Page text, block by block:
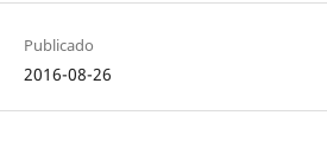
Publicado
2016-08-26